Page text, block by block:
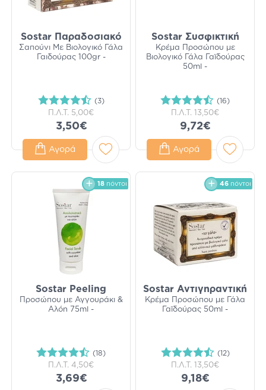
Sostar Παραδοσιακό
Σαπούνι Με Βιολογικό Γάλα
Γαιδούρας 100gr -
(3)
Π.Λ.Τ. 5,00€
3,50€
Αγορά
Sostar Συσφικτική
Κρέμα Προσώπου με
Βιολογικό Γάλα Γαϊδούρας
50ml -
(16)
Π.Λ.Τ. 13,50€
9,72€
Αγορά
18 πόντοι
Sostar Peeling
Προσώπου με Αγγουράκι &
Αλόη 75ml -
(18)
Π.Λ.Τ. 4,50€
3,69€
46 πόντοι
Sostar Αντιγηραντική
Κρέμα Προσώπου με Γάλα
Γαϊδούρας 50ml -
(12)
Π.Λ.Τ. 13,50€
9,18€